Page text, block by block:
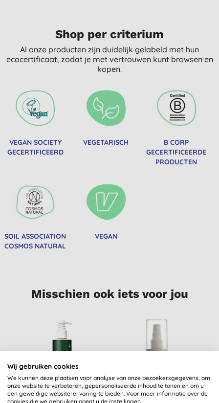
Shop per criterium
Al onze producten zijn duidelijk gelabeld met hun
ecocertificaat, zodat je met vertrouwen kunt browsen en
kopen.
VEGAN SOCIETY
GECERTIFICEERD
VEGETARISCH
B CORP
GECERTIFICEERDE
PRODUCTEN
SOIL ASSOCIATION
COSMOS NATURAL
VEGAN
Misschien ook iets voor jou
Wij gebruiken cookies
We kunnen deze plaatsen voor analyse van onze bezoekersgegevens, om
onze website te verbeteren, gepersonaliseerde inhoud te tonen en om u
een geweldige website-ervaring te bieden. Voor meer informatie over de
cookies die we gebruiken opent u de instellingen.